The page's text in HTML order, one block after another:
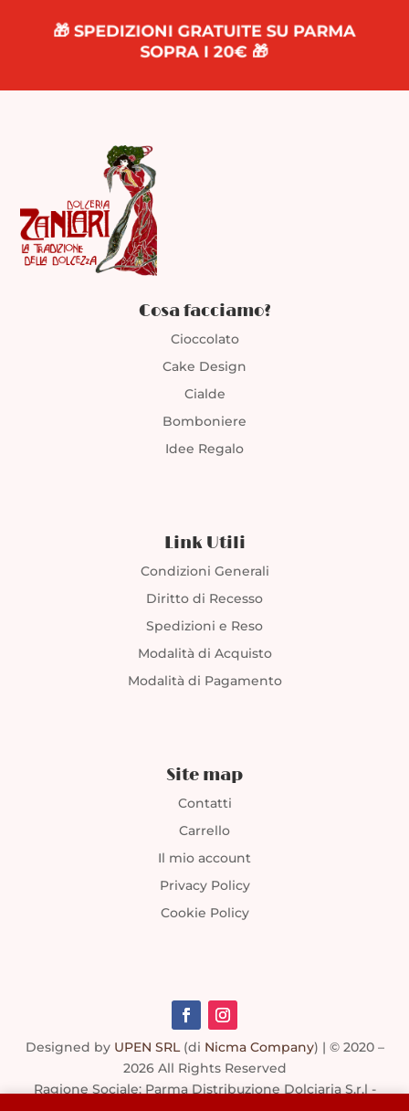
🎁 SPEDIZIONI GRATUITE SU PARMA
SOPRA I 20€ 🎁
Cosa facciamo?
Cioccolato
Cake Design
Cialde
Bomboniere
Idee Regalo
Link Utili
Condizioni Generali
Diritto di Recesso
Spedizioni e Reso
Modalità di Acquisto
Modalità di Pagamento
Site map
Contatti
Carrello
Il mio account
Privacy Policy
Cookie Policy
Designed by UPEN SRL(di Nicma Company) | © 2020 –
2026 All Rights Reserved
Ragione Sociale: Parma Distribuzione Dolciaria S.r.l -